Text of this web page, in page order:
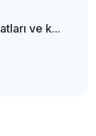
ve k...